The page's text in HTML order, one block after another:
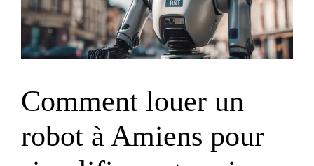
Comment louer un
robot à Amiens pour